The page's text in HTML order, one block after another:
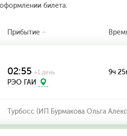
билета.
Прибытие
02:55 +1 день
РЭО ГАИ
9ч
Турбосс (ИП Бурмакова Ольга